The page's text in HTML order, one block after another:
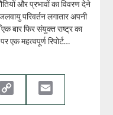
और प्रभावों का विवरण देने
परिवर्तन लगातार अपनी
बार फिर संयुक्त राष्ट्र का
एक महत्वपूर्ण रिपोर्ट…
Link